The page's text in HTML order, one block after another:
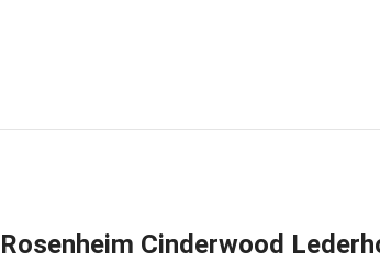
Rosenheim Cinderwood